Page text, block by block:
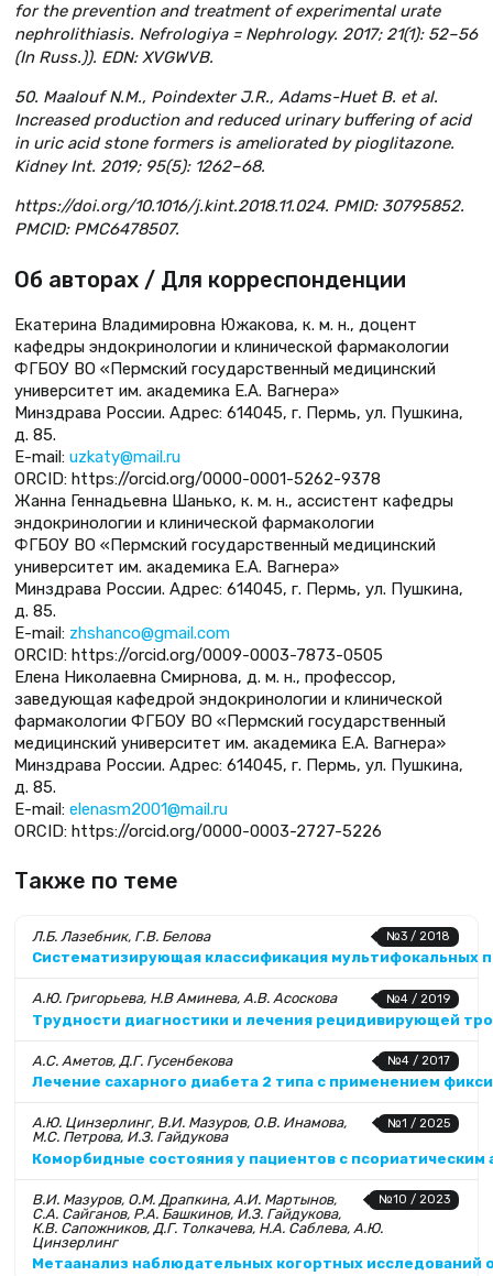
for the prevention and treatment of experimental urate
nephrolithiasis. Nefrologiya = Nephrology. 2017; 21(1): 52–56
(In Russ.)). EDN: XVGWVB.
50. Maalouf N.M., Poindexter J.R., Adams-Huet B. et al.
Increased production and reduced urinary buffering of acid
in uric acid stone formers is ameliorated by pioglitazone.
Kidney Int. 2019; 95(5): 1262–68.
https://doi.org/10.1016/j.kint.2018.11.024. PMID: 30795852.
PMCID: PMC6478507.
Об авторах / Для корреспонденции
Екатерина Владимировна Южакова, к. м. н., доцент
кафедры эндокринологии и клинической фармакологии
ФГБОУ ВО «Пермский государственный медицинский
университет им. академика Е.А. Вагнера»
Минздрава России. Адрес: 614045, г. Пермь, ул. Пушкина,
д. 85.
E-mail: uzkaty@mail.ru
ORCID: https://orcid.org/0000-0001-5262-9378
Жанна Геннадьевна Шанько, к. м. н., ассистент кафедры
эндокринологии и клинической фармакологии
ФГБОУ ВО «Пермский государственный медицинский
университет им. академика Е.А. Вагнера»
Минздрава России. Адрес: 614045, г. Пермь, ул. Пушкина,
д. 85.
E-mail: zhshanco@gmail.com
ORCID: https://orcid.org/0009-0003-7873-0505
Елена Николаевна Смирнова, д. м. н., профессор,
заведующая кафедрой эндокринологии и клинической
фармакологии ФГБОУ ВО «Пермский государственный
медицинский университет им. академика Е.А. Вагнера»
Минздрава России. Адрес: 614045, г. Пермь, ул. Пушкина,
д. 85.
E-mail: elenasm2001@mail.ru
ORCID: https://orcid.org/0000-0003-2727-5226
Также по теме
№3 / 2018
Л.Б. Лазебник, Г.В. Белова
Систематизирующая классификация мультифокальных
№4 / 2019
А.Ю. Григорьева, Н.В Аминева, А.В. Асоскова
Трудности диагностики и лечения рецидивирующей
№4 / 2017
А.С. Аметов, Д.Г. Гусенбекова
Лечение сахарного диабета 2 типа с применением
№1 / 2025
А.Ю. Цинзерлинг, В.И. Мазуров, О.В. Инамова,
М.С. Петрова, И.З. Гайдукова
Коморбидные состояния у пациентов с
№10 / 2023
В.И. Мазуров, О.М. Драпкина, А.И. Мартынов,
С.А. Cайганов, Р.А. Башкинов, И.З. Гайдукова,
К.В. Сапожников, Д.Г. Толкачева, Н.А. Саблева, А.Ю.
Цинзерлинг
Метаанализ наблюдательных когортных исследований